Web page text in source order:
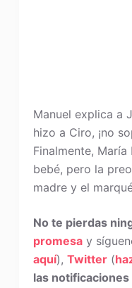
Manuel explica a
hizo a Ciro, ¡no
Finalmente, María
bebé, pero la
madre y el
No te pierdas
promesay
aquí), Twitter(
las notificaciones